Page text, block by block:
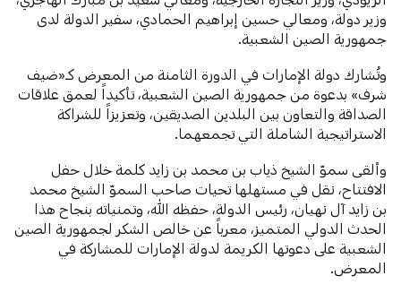
وزير دولة، ومعالي حسين إبراهيم الحمادي، سفير الدولة لدى
جمهورية الصين الشعبية.
وتُشارك دولة الإمارات في الدورة الثامنة من المعرض كـ«ضيف
شرف» بدعوة من جمهورية الصين الشعبية، تأكيداً لعمق علاقات
الصداقة والتعاون بين البلدين الصديقين، وتعزيزاً للشراكة
الاستراتيجية الشاملة التي تجمعهما.
وألقى سموّ الشيخ ذياب بن محمد بن زايد كلمة خلال حفل
الافتتاح، نقل في مستهلها تحيات صاحب السموّ الشيخ محمد
بن زايد آل نهيان، رئيس الدولة، حفظه الله، وتمنياته بنجاح هذا
الحدث الدولي المتميز، معرباً عن خالص الشكر لجمهورية الصين
الشعبية على دعوتها الكريمة لدولة الإمارات للمشاركة في
المعرض.